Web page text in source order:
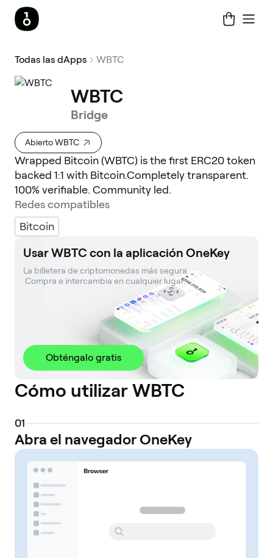
Todas las dApps WBTC
WBTC
Bridge
Abierto WBTC
Wrapped Bitcoin (WBTC) is the first ERC20 token
backed 1:1 with Bitcoin.Completely transparent.
100% verifiable. Community led.
Redes compatibles
Bitcoin
Usar WBTC con la aplicación OneKey
La billetera de criptomonedas más segura.
Compra e intercambia en cualquier lugar.
Obténgalo gratis
Cómo utilizar WBTC
01
Abra el navegador OneKey